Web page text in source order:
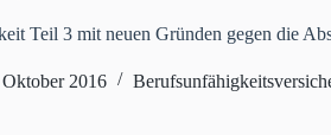
Teil 3 mit neuen Gründen gegen die
Oktober 2016